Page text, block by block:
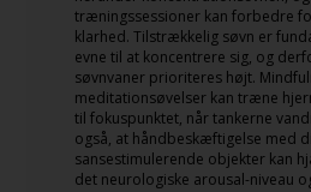
træningssessioner kan forbedre
klarhed. Tilstrækkelig søvn er
evne til at koncentrere sig, og
søvnvaner prioriteres højt.
meditationsøvelser kan træne
til fokuspunktet, når tankerne
også, at håndbeskæftigelse med
sansestimulerende objekter kan
det neurologiske arousal-niveau